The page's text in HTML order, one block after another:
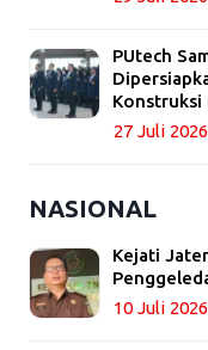
PUtech
Konstruksi
27 Juli 2026
NASIONAL
Kejati
10 Juli 2026